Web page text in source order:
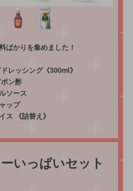
ばかりを集めました！
レッシング《300ml》
ン酢
ソース
ップ
ス 《詰替え》
いっぱいセット